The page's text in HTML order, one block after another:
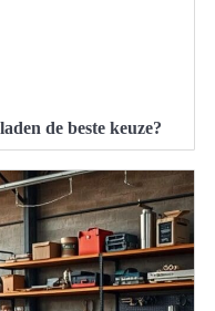
de beste keuze?